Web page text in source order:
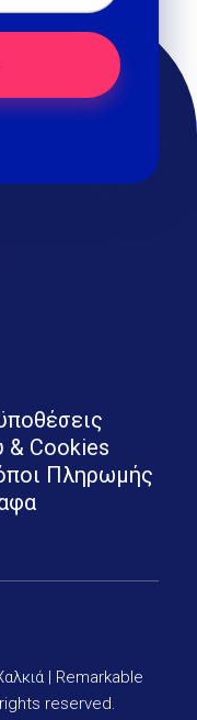
& Cookies
Πληρωμής
| Remarkable
reserved.